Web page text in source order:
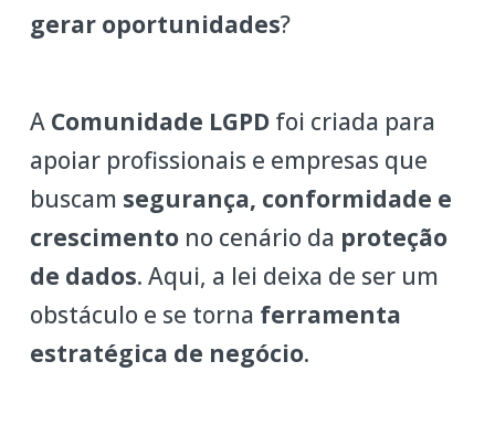
gerar oportunidades?
A Comunidade LGPDfoi criada para
apoiar profissionais e empresas que
buscam segurança, conformidade e
crescimentono cenário da proteção
de dados. Aqui, a lei deixa de ser um
obstáculo e se torna ferramenta
estratégica de negócio.